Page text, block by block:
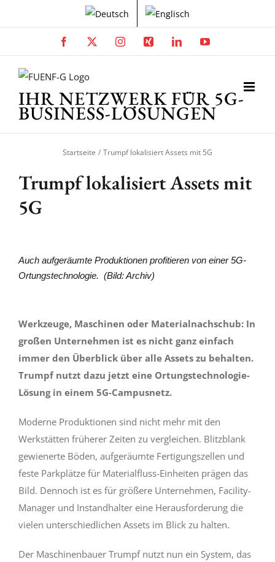
Inhalt
Facebook InstagramXing LinkedInYouTube
IHR NETZWERK FÜR 5G-
BUSINESS-LÖSUNGEN
Startseite Trumpf lokalisiert Assets mit 5G
Trumpf lokalisiert Assets mit
5G
Auch aufgeräumte Produktionen profitieren von einer 5G-
Ortungstechnologie. (Bild: Archiv)
Werkzeuge, Maschinen oder Materialnachschub: In
großen Unternehmen ist es nicht ganz einfach
immer den Überblick über alle Assets zu behalten.
Trumpf nutzt dazu jetzt eine Ortungstechnologie-
Lösung in einem 5G-Campusnetz.
Moderne Produktionen sind nicht mehr mit den
Werkstätten früherer Zeiten zu vergleichen. Blitzblank
gewienerte Böden, aufgeräumte Fertigungszellen und
feste Parkplätze für Materialfluss-Einheiten prägen das
Bild. Dennoch ist es für größere Unternehmen, Facility-
Manager und Instandhalter eine Herausforderung die
vielen unterschiedlichen Assets im Blick zu halten.
Der Maschinenbauer Trumpf nutzt nun ein System, das